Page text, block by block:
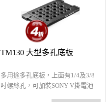
TM130 大型多孔底板
多用途多孔底板，上面有1/4及3/8
吋螺絲孔，可加裝SONY V掛電池